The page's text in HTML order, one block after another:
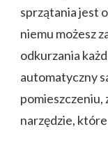
sprzątania jest
niemu możesz
odkurzania
automatyczny
pomieszczeniu,
narzędzie,